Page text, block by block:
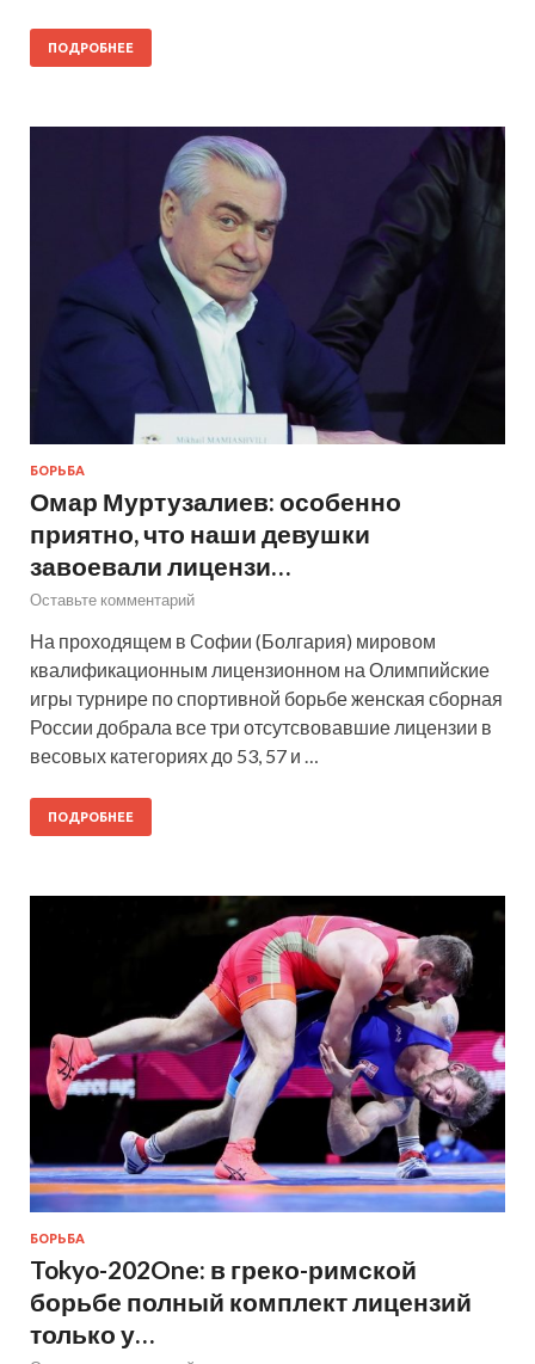
ПОДРОБНЕЕ
БОРЬБА
Омар Муртузалиев: особенно
приятно, что наши девушки
завоевали лицензи…
Оставьте комментарий
На проходящем в Софии (Болгария) мировом
квалификационным лицензионном на Олимпийские
игры турнире по спортивной борьбе женская сборная
России добрала все три отсутсвовавшие лицензии в
весовых категориях до 53, 57 и …
ПОДРОБНЕЕ
БОРЬБА
Tokyo-202One: в греко-римской
борьбе полный комплект лицензий
только у…